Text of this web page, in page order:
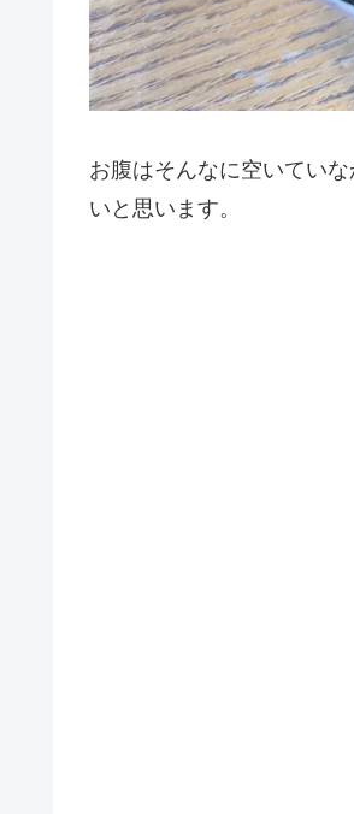
お腹はそんなに空いてい
いと思います。